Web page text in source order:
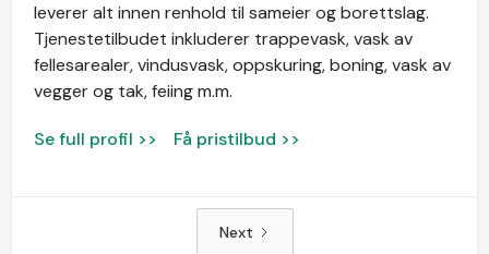
leverer alt innen renhold til sameier og borettslag.
Tjenestetilbudet inkluderer trappevask, vask av
fellesarealer, vindusvask, oppskuring, boning, vask av
vegger og tak, feiing m.m.
Se full profil >> Få pristilbud >>
Next